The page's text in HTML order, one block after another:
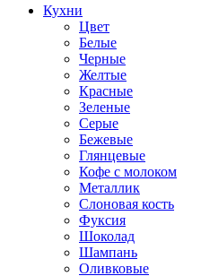
Кухни
Цвет
Белые
Черные
Желтые
Красные
Зеленые
Серые
Бежевые
Глянцевые
Кофе с молоком
Металлик
Слоновая кость
Фуксия
Шоколад
Шампань
Оливковые